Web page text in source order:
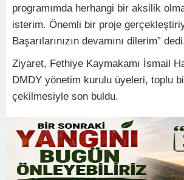
programımda herhangi bir aksilik
isterim. Önemli bir proje
Başarılarınızın devamını dilerim”
Ziyaret, Fethiye Kaymakamı İsmail
DMDY yönetim kurulu üyeleri, toplu
çekilmesiyle son buldu.